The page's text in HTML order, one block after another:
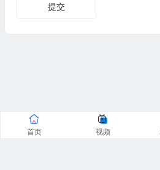
提交
首页 视频